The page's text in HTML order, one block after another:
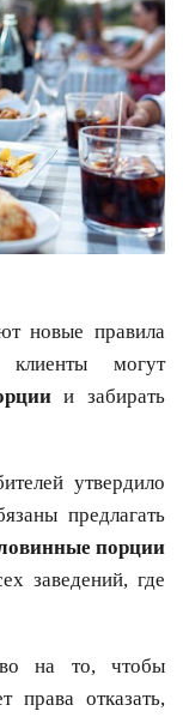
новые правила
клиенты могут
и забирать
утвердило
предлагать
порции
заведений, где
на то, чтобы
права отказать,